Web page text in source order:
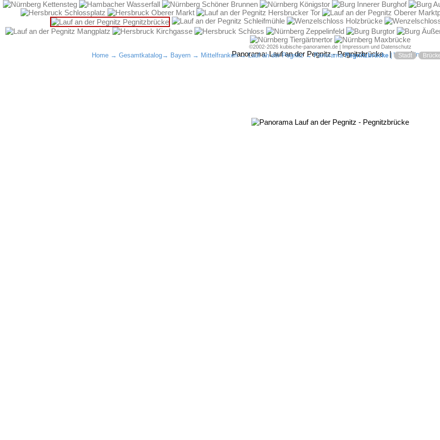
©2002-2026 kubische-panoramen.de | Impressum und Datenschutz
Home →Gesamtkatalog→ Bayern → Mittelfranken→Lauf an der Pegnitz→ PanoramaPegnitzbrücke | Stadt
Panorama:Lauf an der Pegnitz - Pegnitzbrücke | Karte |Interaktiv